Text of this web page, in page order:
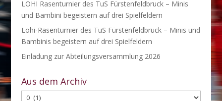
LOHI Rasenturnier des TuS Fürstenfeldbruck – Minis
und Bambini begeistern auf drei Spielfeldern
Lohi-Rasenturnier des TuS Fürstenfeldbruck – Minis und
Bambinis begeistern auf drei Spielfeldern
Einladung zur Abteilungsversammlung 2026
Aus dem Archiv
Aus